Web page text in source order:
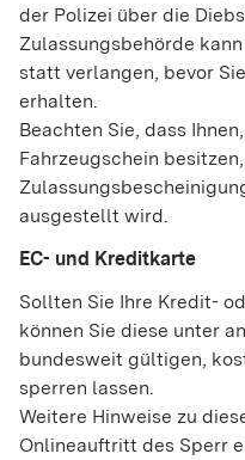
der Polizei über die
Zulassungsbehörde
statt verlangen, bevor
erhalten.
Beachten Sie, dass
Fahrzeugschein
ausgestellt wird.
EC- und Kreditkarte
Sollten Sie Ihre Kredit-
können Sie diese unter
bundesweit gültigen,
sperren lassen.
Weitere Hinweise zu
Onlineauftritt des Sperr